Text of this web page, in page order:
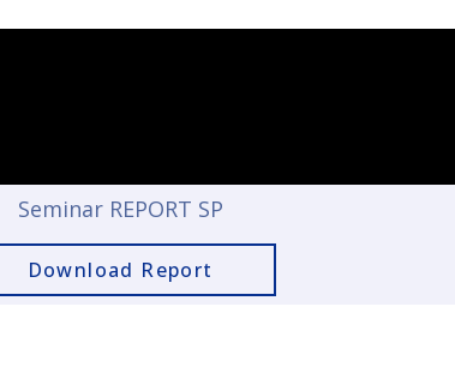
Seminar REPORT SP
Download Report